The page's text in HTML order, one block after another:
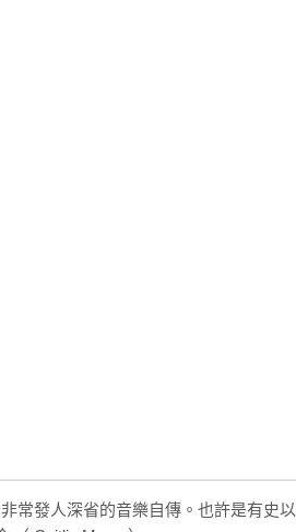
在數十年間，經歷了各種個人的困境
還能找到一把把鑰匙，可以解鎖樂團
活，大門都已經打開了。恣意揮霍身
就像是在雜音中找到一道信號，聽起
還有對抗極端貧困中聽到最清晰的呼喊
》是一篇愛的故事，對象是他的妻子
森．史都華為這場戲的每段重要劇情
多，得好好思考為何而戰、何時屈服。
常發人深省的音樂自傳。也許是有史